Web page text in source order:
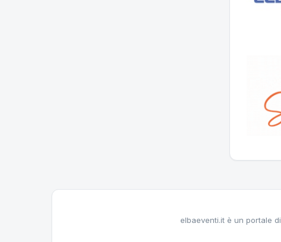
elbaeventi.it è un portale di